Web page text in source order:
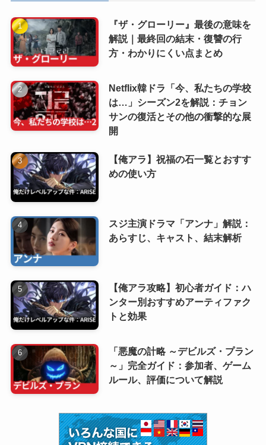
『ザ・グローリー』最後の意味を
解説｜最終回の結末・復讐の行
方・わかりにくい点まとめ
Netflix韓ドラ「今、私たちの学校
は…」シーズン2を解説：チョン
サンの復活とその他の衝撃的な展
開
【俺アラ】祝福の石一覧とおすす
めの使い方
スジ主演ドラマ「アンナ」解説：
あらすじ、キャスト、結末解析
【俺アラ攻略】初心者ガイド：ハ
ンター別おすすめアーティファク
トと効果
「悪魔の計略 ～デビルズ・プラン
～」完全ガイド：参加者、ゲーム
ルール、評価について解説